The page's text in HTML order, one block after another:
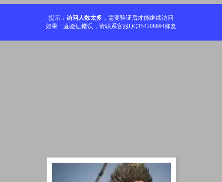
提示： 访问人数太多 ，需要验证后才能继续访问
如果一直验证错误，请联系客服QQ154208694修复